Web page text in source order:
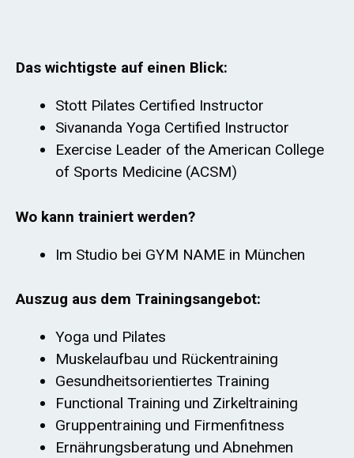
Das wichtigste auf einen Blick:
Stott Pilates Certified Instructor
Sivananda Yoga Certified Instructor
Exercise Leader of the American College
of Sports Medicine (ACSM)
Wo kann trainiert werden?
Im Studio bei GYM NAME in München
Auszug aus dem Trainingsangebot:
Yoga und Pilates
Muskelaufbau und Rückentraining
Gesundheitsorientiertes Training
Functional Training und Zirkeltraining
Gruppentraining und Firmenfitness
Ernährungsberatung und Abnehmen